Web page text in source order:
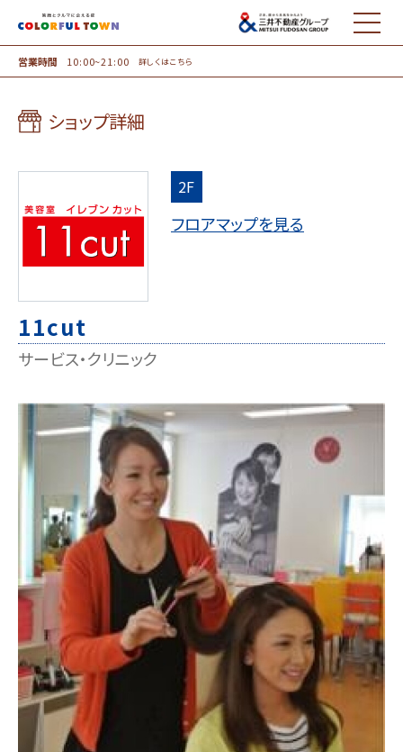
MENU
営業時間 10:00~21:00 詳しくはこちら
ショップ詳細
2F
フロアマップを見る
11cut
サービス・クリニック